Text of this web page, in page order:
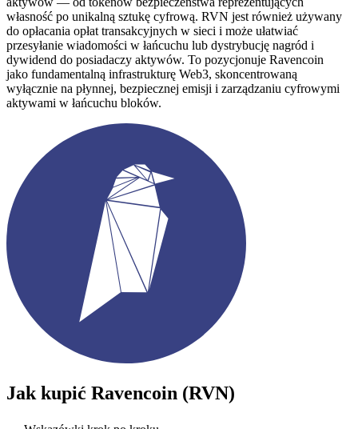
własność po unikalną sztukę cyfrową. RVN jest również używany
do opłacania opłat transakcyjnych w sieci i może ułatwiać
przesyłanie wiadomości w łańcuchu lub dystrybucję nagród i
dywidend do posiadaczy aktywów. To pozycjonuje Ravencoin
jako fundamentalną infrastrukturę Web3, skoncentrowaną
wyłącznie na płynnej, bezpiecznej emisji i zarządzaniu cyfrowymi
aktywami w łańcuchu bloków.
Jak kupić Ravencoin (RVN)